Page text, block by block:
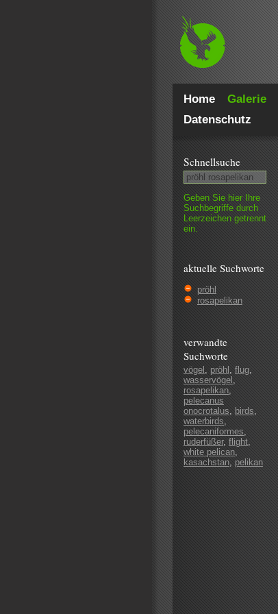
Home Galerie
Datenschutz
Schnell­suche
Geben Sie hier Ihre
Such­begriffe durch
Leer­zeichen getrennt
ein.
aktuelle Suchworte
pröhl
rosapelikan
verwandte
Suchworte
vögel , pröhl , flug,
wasservögel ,
rosapelikan,
pelecanus
onocrotalus, birds,
waterbirds,
pelecaniformes,
ruderfüßer, flight,
white pelican,
kasachstan, pelikan